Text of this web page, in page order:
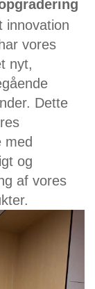
innovation
vores
nyt,
Dette
med
og
af vores